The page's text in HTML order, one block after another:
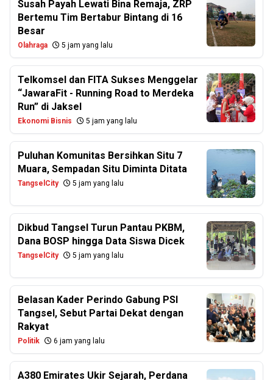
Susah Payah Lewati Bina Remaja, ZRP
Bertemu Tim Bertabur Bintang di 16
Besar
Olahraga 5 jam yang lalu
Telkomsel dan FITA Sukses Menggelar
“JawaraFit - Running Road to Merdeka
Run” di Jaksel
Ekonomi Bisnis 5 jam yang lalu
Puluhan Komunitas Bersihkan Situ 7
Muara, Sempadan Situ Diminta Ditata
TangselCity 5 jam yang lalu
Dikbud Tangsel Turun Pantau PKBM,
Dana BOSP hingga Data Siswa Dicek
TangselCity 5 jam yang lalu
Belasan Kader Perindo Gabung PSI
Tangsel, Sebut Partai Dekat dengan
Rakyat
Politik 6 jam yang lalu
A380 Emirates Ukir Sejarah, Perdana